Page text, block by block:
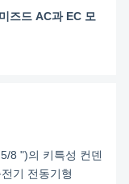
즈드 AC과 EC 모
8 ")의 키특성 컨덴
기 전동기형